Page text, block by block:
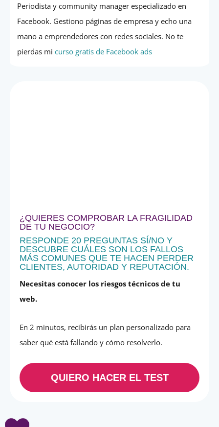
Periodista y community manager especializado en
Facebook. Gestiono páginas de empresa y echo una
mano a emprendedores con redes sociales. No te
pierdas mi curso gratis de Facebook ads
¿QUIERES COMPROBAR LA FRAGILIDAD
DE TU NEGOCIO?
RESPONDE 20 PREGUNTAS SÍ/NO Y
DESCUBRE CUÁLES SON LOS FALLOS
MÁS COMUNES QUE TE HACEN PERDER
CLIENTES, AUTORIDAD Y REPUTACIÓN.
Necesitas conocer los riesgos técnicos de tu
web.
En 2 minutos, recibirás un plan personalizado para
saber qué está fallando y cómo resolverlo.
QUIERO HACER EL TEST